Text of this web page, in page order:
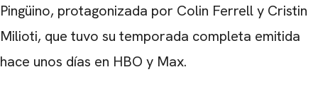
Pingüino, protagonizada por Colin Ferrell y Cristin
Milioti, que tuvo su temporada completa emitida
hace unos días en HBO y Max.